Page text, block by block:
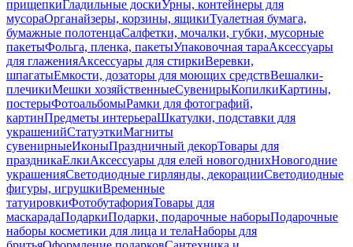
прищепкиГладильные доскиУрны, контейнеры для
мусораОрганайзеры, корзины, ящикиТуалетная бумага,
бумажные полотенцаСалфетки, мочалки, губки, мусорные
пакетыФольга, пленка, пакетыУпаковочная тараАксессуары
для глаженияАксессуары для стиркиВеревки,
шпагатыЕмкости, дозаторы для моющих средствВешалки-
плечикиМешки хозяйственныеСувенирыКопилкиКартины,
постерыФотоальбомыРамки для фотографий,
картинПредметы интерьераШкатулки, подставки для
украшенийСтатуэткиМагниты
сувенирныеИконыПраздничный декорТовары для
праздникаЕлкиАксессуары для елей новогоднихНовогодние
украшенияСветодиодные гирлянды, декорацииСветодиодные
фигуры, игрушкиВременные
татуировкиФотобутафорияТовары для
маскарадаПодаркиПодарки, подарочные наборыПодарочные
наборы косметики для лица и телаНаборы для